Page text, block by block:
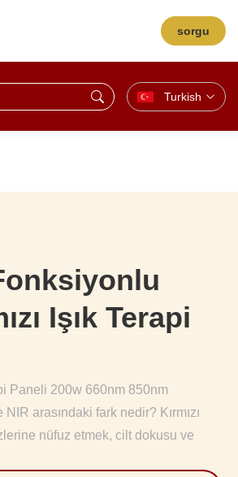
sorgu
Turkish
Işık Terapi
Paneli 200w 660nm 850nm
NIR arasındaki fark nedir? Kırmızı
nüfuz etmek, cilt dokusu ve